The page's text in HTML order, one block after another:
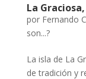
La
por Fernando
son...?
La isla de La
de tradición y